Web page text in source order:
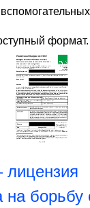
формат.
на борьбу